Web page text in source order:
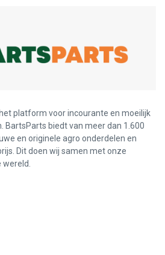
platform voor incourante en moeilijk
BartsParts biedt van meer dan 1.600
en originele agro onderdelen en
Dit doen wij samen met onze
wereld.